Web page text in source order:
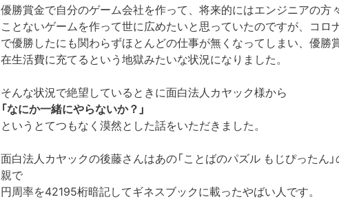
優勝賞金で自分のゲーム会社を作って、将来的にはエンジニアの方
ことないゲームを作って世に広めたいと思っていたのですが、コロ
で優勝したにも関わらずほとんどの仕事が無くなってしまい、優勝
在生活費に充てるという地獄みたいな状況になりました。
そんな状況で絶望しているときに面白法人カヤック様から
「なにか一緒にやらないか？」
というとてつもなく漠然とした話をいただきました。
面白法人カヤックの後藤さんはあの「ことばのパズル もじぴったん
親で
円周率を42195桁暗記してギネスブックに載ったやばい人です。